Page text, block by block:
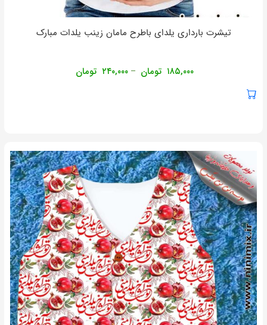
تیشرت بارداری یلدای باطرح مامان زینب یلدات مبارک
۱۸۵,۰۰۰ تومان – ۲۴۰,۰۰۰ تومان